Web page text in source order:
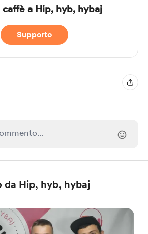
a Hip, hyb, hybaj
Supporto
da Hip, hyb, hybaj